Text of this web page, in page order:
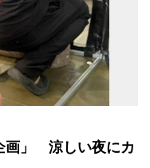
画」 涼しい夜にカ